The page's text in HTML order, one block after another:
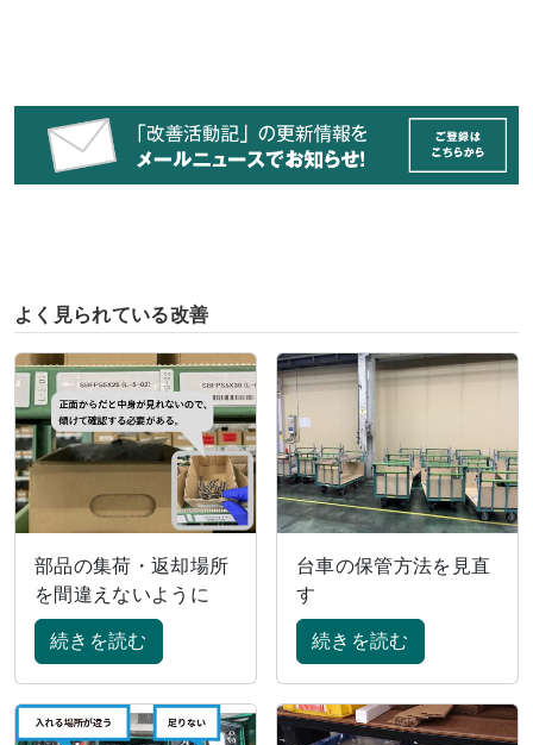
よく見られている改善
部品の集荷・返却場所
を間違えないように
続きを読む
台車の保管方法を見直
す
続きを読む